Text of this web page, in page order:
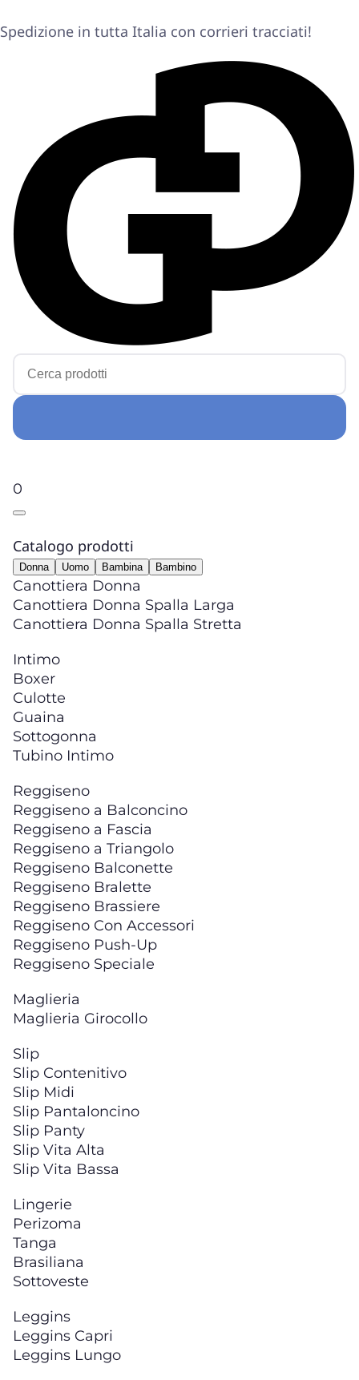
Spedizione in tutta Italia con corrieri tracciati!
0
Catalogo prodotti
Donna Uomo Bambina Bambino
Canottiera Donna
Canottiera Donna Spalla Larga
Canottiera Donna Spalla Stretta
Intimo
Boxer
Culotte
Guaina
Sottogonna
Tubino Intimo
Reggiseno
Reggiseno a Balconcino
Reggiseno a Fascia
Reggiseno a Triangolo
Reggiseno Balconette
Reggiseno Bralette
Reggiseno Brassiere
Reggiseno Con Accessori
Reggiseno Push-Up
Reggiseno Speciale
Maglieria
Maglieria Girocollo
Slip
Slip Contenitivo
Slip Midi
Slip Pantaloncino
Slip Panty
Slip Vita Alta
Slip Vita Bassa
Lingerie
Perizoma
Tanga
Brasiliana
Sottoveste
Leggins
Leggins Capri
Leggins Lungo